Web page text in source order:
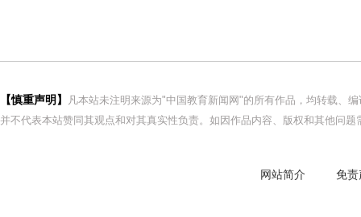
【慎重声明】
凡本站未注明来源为"中国教育新闻网"的所有作品，均转载、
并不代表本站赞同其观点和对其真实性负责。如因作品内容、版权和其他问
网站简介 免责